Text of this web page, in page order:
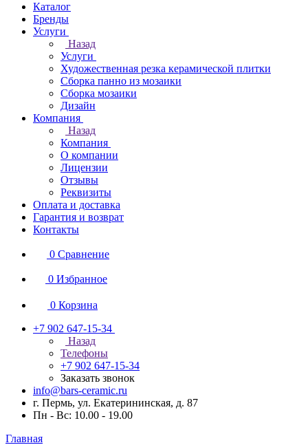
Каталог
Бренды
Услуги
Назад
Услуги
Художественная резка керамической плитки
Сборка панно из мозаики
Сборка мозаики
Дизайн
Компания
Назад
Компания
О компании
Лицензии
Отзывы
Реквизиты
Оплата и доставка
Гарантия и возврат
Контакты
0 Сравнение
0 Избранное
0 Корзина
+7 902 647-15-34
Назад
Телефоны
+7 902 647-15-34
Заказать звонок
info@bars-ceramic.ru
г. Пермь, ул. Екатерининская, д. 87
Пн - Вс: 10.00 - 19.00
Главная